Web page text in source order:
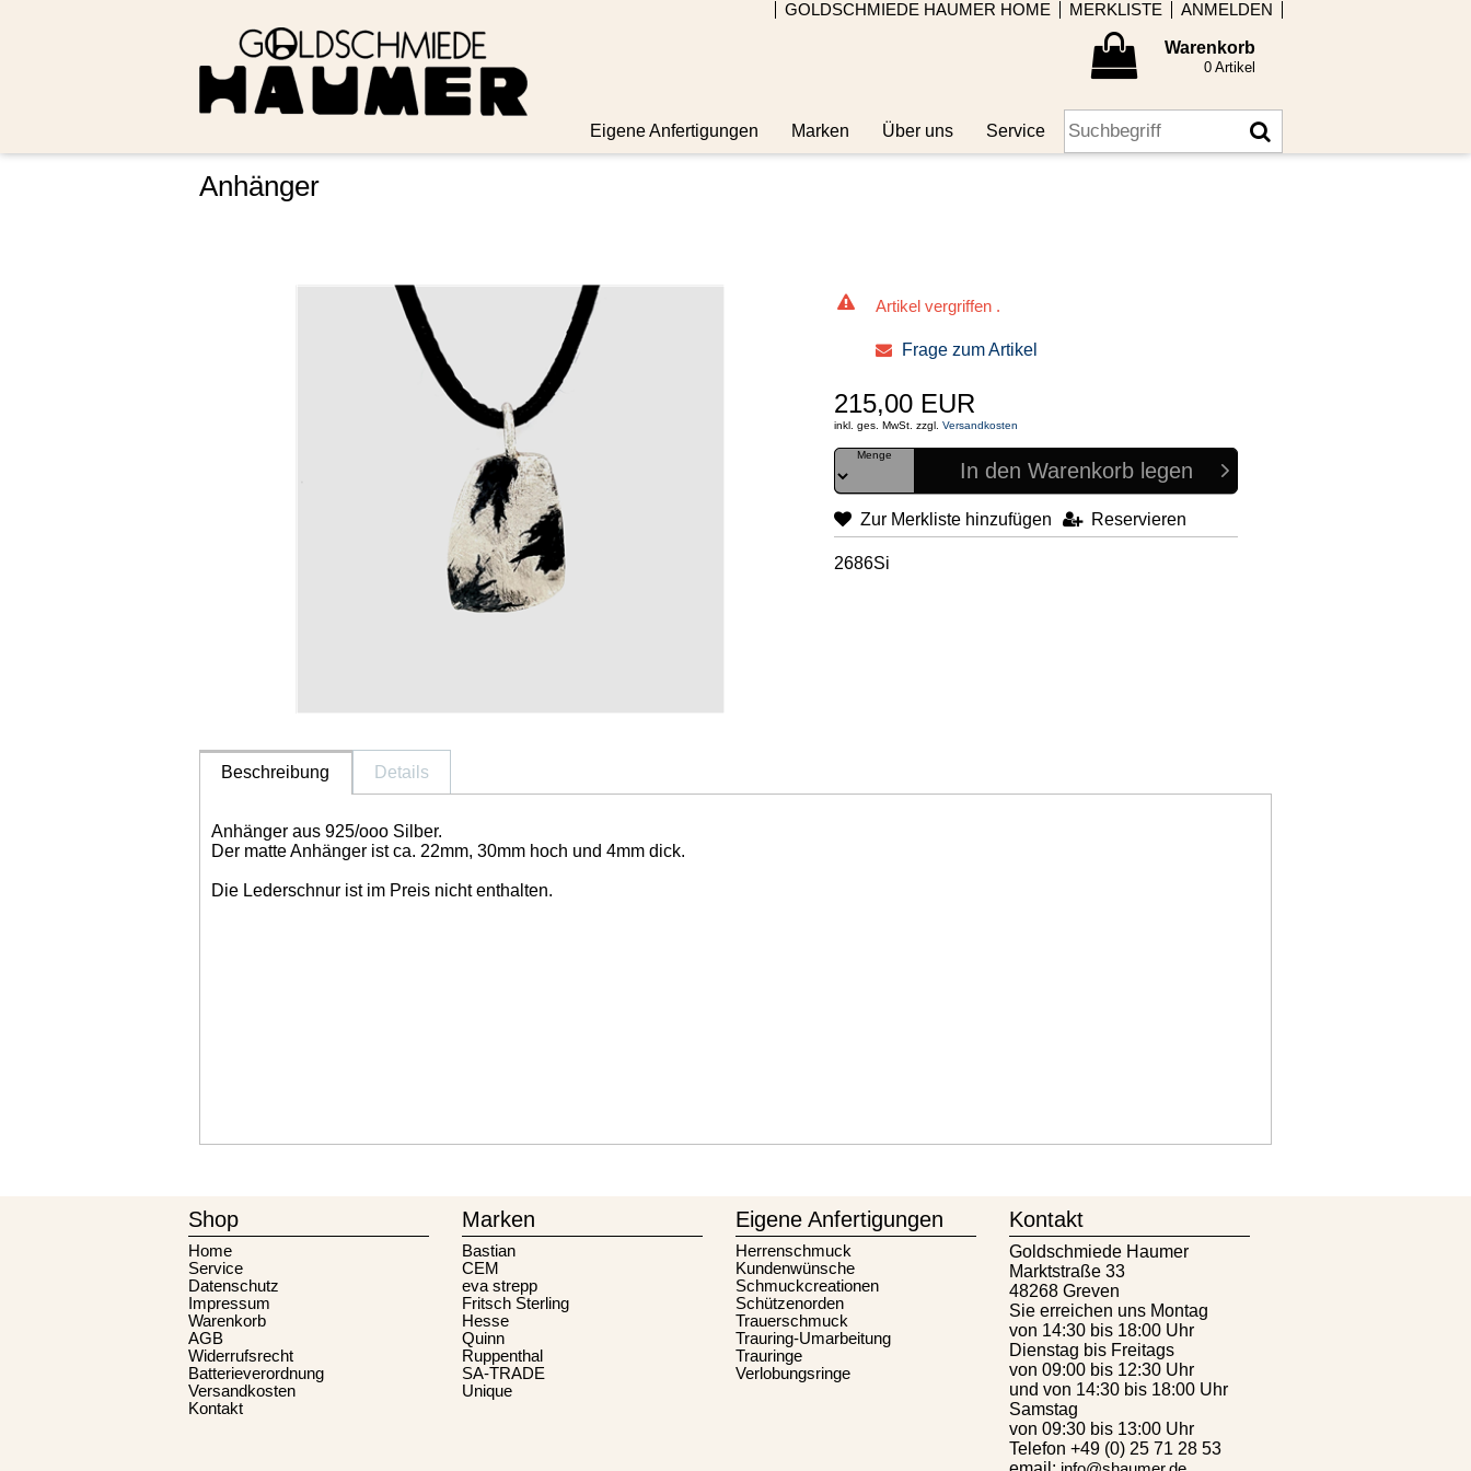
Anhänger
Artikel vergriffen .
Frage zum Artikel
215,00 EUR
inkl. ges. MwSt. zzgl.Versandkosten
Menge
Zur Merkliste hinzufügen Reservieren
2686Si
Beschreibung Details
Anhänger aus 925/ooo Silber.
Der matte Anhänger ist ca. 22mm, 30mm hoch und 4mm dick.
Die Lederschnur ist im Preis nicht enthalten.
Shop
Home
Service
Datenschutz
Impressum
Warenkorb
AGB
Widerrufsrecht
Batterieverordnung
Versandkosten
Kontakt
Marken
Bastian
CEM
eva strepp
Fritsch Sterling
Hesse
Quinn
Ruppenthal
SA-TRADE
Unique
Eigene Anfertigungen
Herrenschmuck
Kundenwünsche
Schmuckcreationen
Schützenorden
Trauerschmuck
Trauring-Umarbeitung
Trauringe
Verlobungsringe
Kontakt
Goldschmiede Haumer
Marktstraße 33
48268 Greven
Sie erreichen uns Montag
von 14:30 bis 18:00 Uhr
Dienstag bis Freitags
von 09:00 bis 12:30 Uhr
und von 14:30 bis 18:00 Uhr
Samstag
von 09:30 bis 13:00 Uhr
Telefon +49 (0) 25 71 28 53
GOLDSCHMIEDE HAUMER HOME MERKLISTE ANMELDEN
Warenkorb
0 Artikel
Service
Über uns
Marken
Eigene Anfertigungen